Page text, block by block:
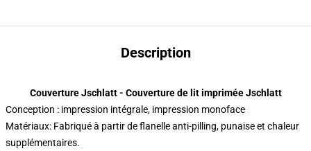
Description
Couverture Jschlatt - Couverture de lit imprimée Jschlatt
Conception : impression intégrale, impression monoface
Matériaux: Fabriqué à partir de flanelle anti-pilling, punaise et chaleur
supplémentaires.